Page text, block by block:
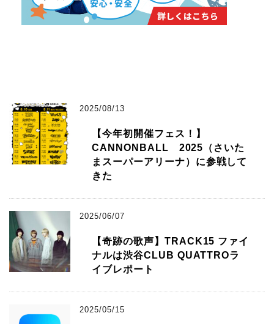
2025/08/13
【今年初開催フェス！】
CANNONBALL 2025（さいた
まスーパーアリーナ）に参戦して
きた
2025/06/07
【奇跡の歌声】TRACK15 ファイ
ナルは渋谷CLUB QUATTROラ
イブレポート
2025/05/15